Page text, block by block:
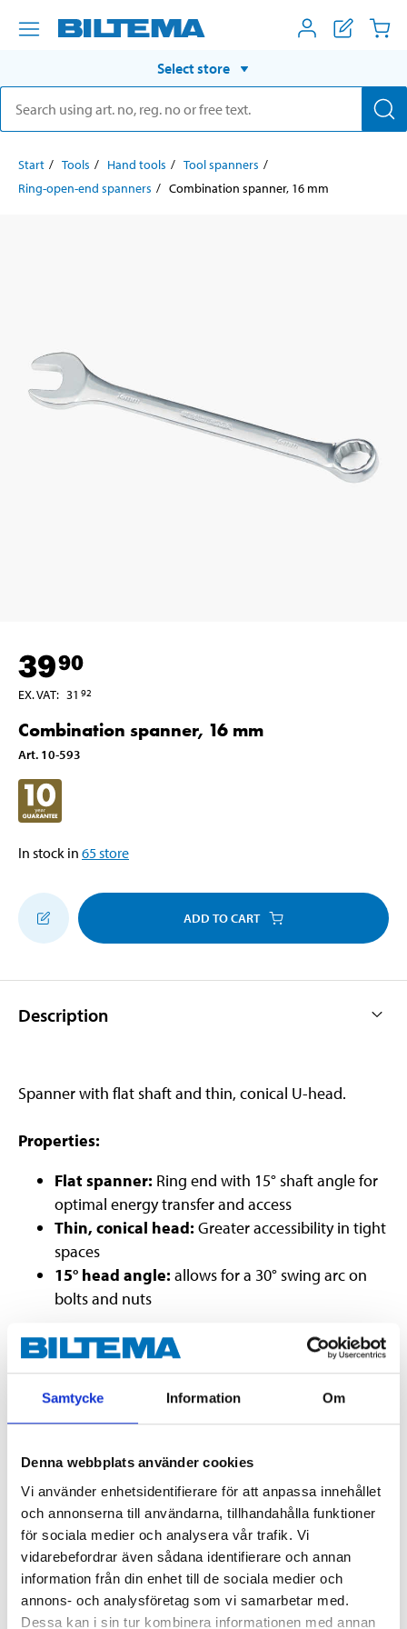
Samtycke Information Om
Denna webbplats använder cookies
Vi använder enhetsidentifierare för att anpassa innehållet
och annonserna till användarna, tillhandahålla funktioner
för sociala medier och analysera vår trafik. Vi
vidarebefordrar även sådana identifierare och annan
information från din enhet till de sociala medier och
annons- och analysföretag som vi samarbetar med.
Dessa kan i sin tur kombinera informationen med annan
Select store
Start Tools Hand tools
Tool spanners
Ring-open-end spanners
Combination spanner, 16 mm
3990
EX. VAT: 31 92
Combination spanner, 16 mm
Art. 10-593
In stock in 65store
ADD TO CART
Description
Spanner with flat shaft and thin, conical U-head.
Properties:
Flat spanner: Ring end with 15° shaft angle for
optimal energy transfer and access
Thin, conical head: Greater accessibility in tight
spaces
15° head angle: allows for a 30° swing arc on
bolts and nuts
Technical specifications
Size
16 mm
Hardness
42 HRC
Standard
DIN3113A
Length
200 mm
Width
34,5 mm